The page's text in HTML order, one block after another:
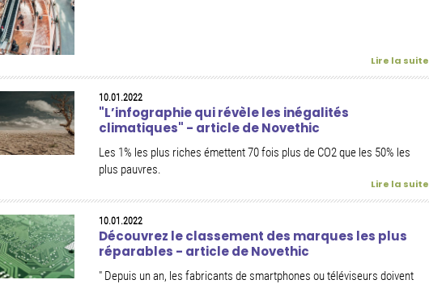
Lire la suite
10.01.2022
"L’infographie qui révèle les inégalités
climatiques" - article de Novethic
Les 1% les plus riches émettent 70 fois plus de CO2 que les 50% les
plus pauvres.
Lire la suite
10.01.2022
Découvrez le classement des marques les plus
réparables - article de Novethic
" Depuis un an, les fabricants de smartphones ou téléviseurs doivent